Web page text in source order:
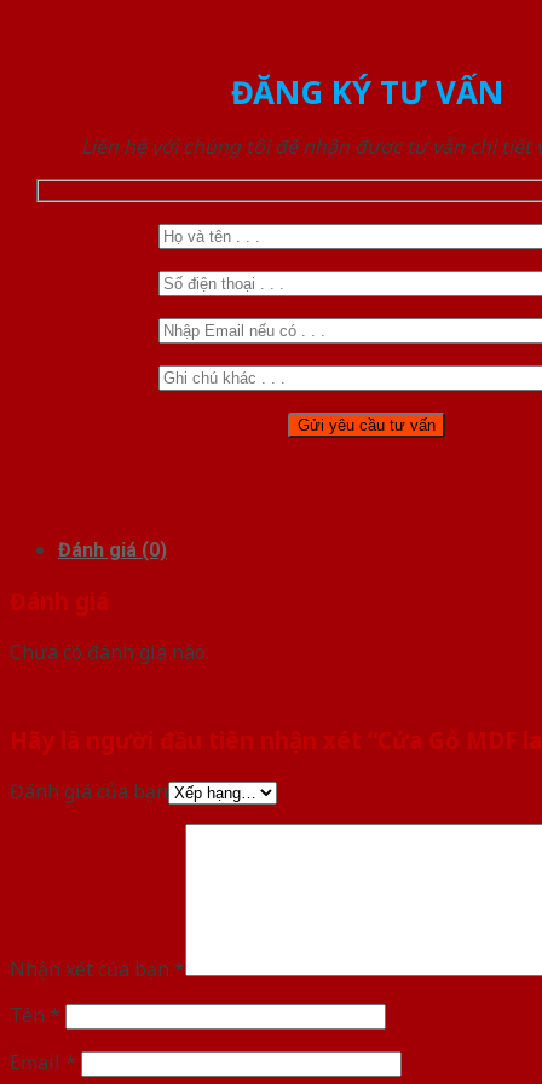
ĐĂNG KÝ TƯ VẤN
Liên hệ với chúng tôi để nhận được tư vấn chi tiết
Đánh giá (0)
Đánh giá
Chưa có đánh giá nào.
Hãy là người đầu tiên nhận xét “Cửa Gỗ MDF
Đánh giá của bạn
Nhận xét của bạn *
Tên *
Email *